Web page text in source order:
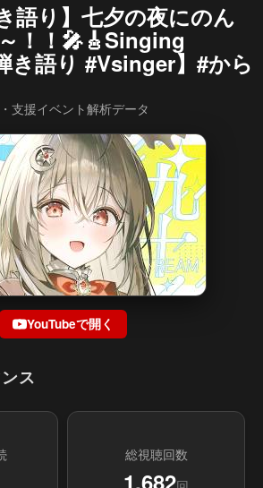
語り】七夕の夜にのん
！！🎤🎸Singing
き語り #Vsinger】#から
支援イベント解析データ
YouTubeで開く
ス
総視聴回数
1,682